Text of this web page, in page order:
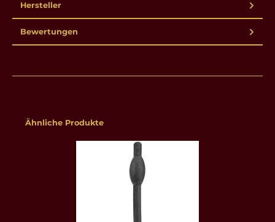
Hersteller
Bewertungen
Produktgalerie überspringen
Ähnliche Produkte